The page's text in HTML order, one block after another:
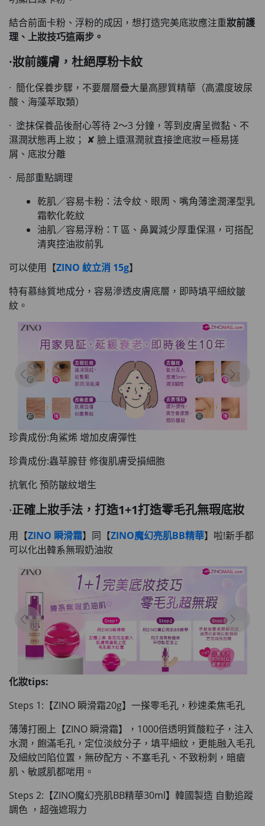
結合前面卡粉、浮粉的成因，想打造完美底妝應注重妝前護
理、上妝技巧這兩步。
·妝前護膚，杜絕厚粉卡紋
· 簡化保養步驟，不要層層疊大量高膠質精華（高濃度玻尿
酸、海藻萃取類）
· 塗抹保養品後耐心等待 2～3 分鐘，等到皮膚呈微黏、不
濕潤狀態再上妝； ✘ 臉上還濕潤就直接塗底妝＝極易搓
屑、底妝分離
· 局部重點調理
乾肌／容易卡粉：法令紋、眼周、嘴角薄塗潤澤型乳
霜軟化乾紋
油肌／容易浮粉：T 區、鼻翼減少厚重保濕，可搭配
清爽控油妝前乳
可以使用【ZINO 紋立消 15g】
特有慕絲質地成分，容易滲透皮膚底層，即時填平細紋皺
紋。
珍貴成份:角鯊烯 增加皮膚彈性
珍貴成份:蟲草腺苷 修復肌膚受損細胞
抗氧化 預防皺紋增生
·正確上妝手法，打造1+1打造零毛孔無瑕底妝
用【ZINO 瞬滑霜】同【ZINO魔幻亮肌BB精華】啦!新手都
可以化出韓系無瑕奶油妝
化妝tips:
Steps 1:【ZINO 瞬滑霜20g】一搽零毛孔，秒速柔焦毛孔
薄薄打圈上【ZINO 瞬滑霜】，1000倍透明質酸粒子，注入
水潤，飽滿毛孔 ，定位淡紋分子，填平細紋， 更能融入毛孔
及細紋凹陷位置 ，無矽配方、不塞毛孔、不致粉刺，暗瘡
肌、敏感肌都啱用。
Steps 2:【ZINO魔幻亮肌BB精華30ml】韓國製造 自動追蹤
調色 ，超強遮瑕力